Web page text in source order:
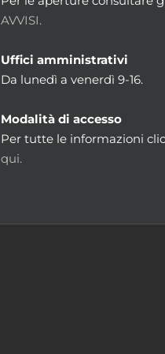
AVVISI.
Uffici amministrativi
Da lunedì a venerdì 9-16.
Modalità di accesso
Per tutte le informazioni
qui.